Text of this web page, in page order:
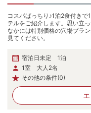
コスパばっちり♪1泊2食付き
テルをご紹介します。思い立
なかには特別価格の穴場プラ
見てください。
宿泊日未定 1泊
1室 大人2名
その他の条件(0)